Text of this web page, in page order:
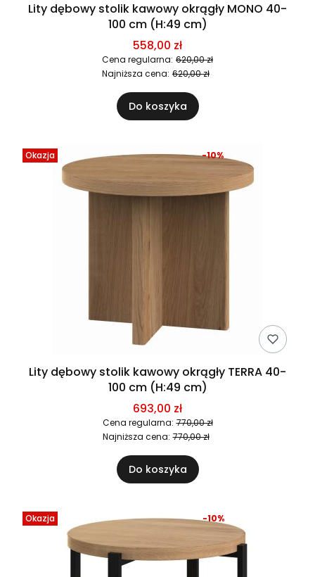
Lity dębowy stolik kawowy okrągły MONO 40-
100 cm (H:49 cm)
558,00 zł
Cena regularna: 620,00 zł
Najniższa cena: 620,00 zł
Do koszyka
Okazja
Lity dębowy stolik kawowy okrągły TERRA 40-
100 cm (H:49 cm)
693,00 zł
Cena regularna: 770,00 zł
-10%
Najniższa cena: 770,00 zł
Do koszyka
Okazja -10%